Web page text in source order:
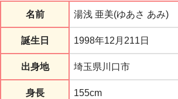
名前 湯浅 亜美(ゆあさ あみ)
誕生日 1998年12月211日
出身地 埼玉県川口市
身長 155cm